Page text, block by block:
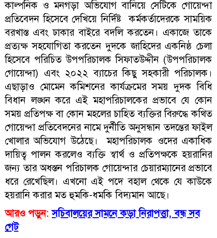
কাল্পনিক ও মনগড়া অভিযোগ বানিয়ে সেটিকে গোয়েন্দা
প্রতিবেদন হিসেবে দেখিয়ে নির্দিষ্ট কর্মকর্তাদেরকে সাময়িক
বরখাস্ত এবং ঢাকার বাইরে বদলি করতেন। একাজে তাকে
প্রত্যক্ষ সহযোগিতা করতেন দুদকে জাহিদের একনিষ্ঠ চেলা
হিসেবে পরিচিত উপপরিচালক সিফাতউদ্দীন (উপপরিচালক
গোয়েন্দা) এবং ২০২২ ব্যাচের কিছু সহকারী পরিচালক।
এছাড়াও মোমেন কমিশনের কার্যক্রমের সময় দুদক বিধি
বিধান লঙ্ঘন করে এই মহাপরিচালকের প্রভাবে যে কোন
সময় প্রতিপক্ষ বা কোন মহলের চাহিত ব্যক্তির বিরুদ্ধে কথিত
গোয়েন্দা প্রতিবেদনের নামে দুর্নীতি অনুসন্ধান তদন্তের ফাইল
খোলার অভিযোগ উঠেছে। মহাপরিচালক ওদের একাধিক
দায়িত্ব পালন করলেও ব্যক্তি স্বার্থ ও প্রতিপক্ষকে হয়রানির
জন্য তার অধস্তন পরিচালক গোয়েন্দার চেয়ারম্যানের প্রভাবে
ধরে রেখেছিল। এখনো এই পদে বহাল থেকে যে কাউকে
হয়রানি করার মত হুমকি-ধমকি বিদ্যমান আছে।
আরও পড়ুন: সচিবালয়ের সামনে কড়া নিরাপত্তা, বন্ধ সব
গেট